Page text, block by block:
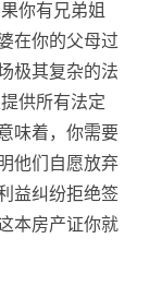
你有兄弟姐
在你的父母过
极其复杂的法
供所有法定
味着，你需要
他们自愿放弃
益纠纷拒绝签
本房产证你就